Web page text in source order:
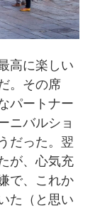
高に楽しい
。その席
パートナー
ニバルショ
だった。翌
が、心気充
で、これか
た（と思い